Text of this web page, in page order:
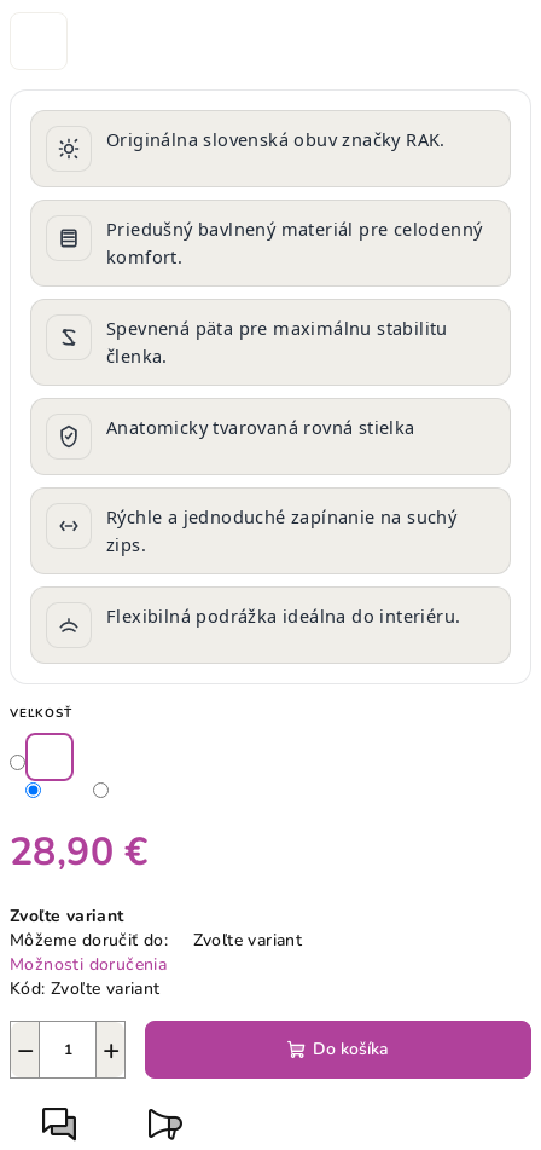
Originálna slovenská obuv značky RAK.
Priedušný bavlnený materiál pre celodenný
komfort.
Spevnená päta pre maximálnu stabilitu
členka.
Anatomicky tvarovaná rovná stielka
Rýchle a jednoduché zapínanie na suchý
zips.
Flexibilná podrážka ideálna do interiéru.
VEĽKOSŤ
28,90 €
cena:
Zvoľte variant
Môžeme doručiť do:
Zvoľte variant
Možnosti doručenia
Kód: Zvoľte variant
+
− Do košíka